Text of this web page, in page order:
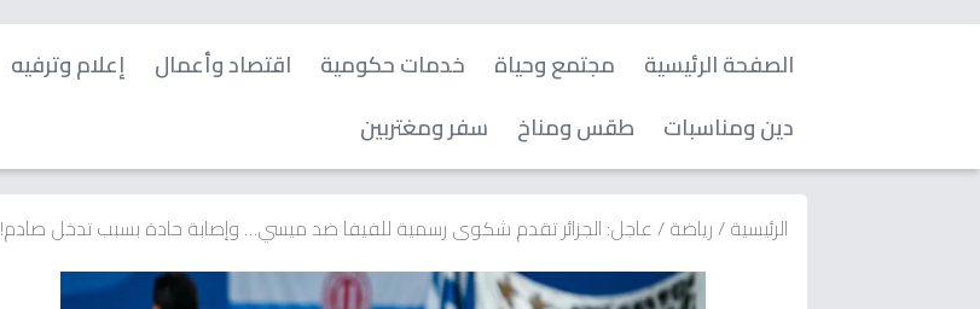
الصفحة الرئيسية مجتمع وحياة خدمات حكومية اقتصاد وأعمال إعلام وترفيه
دين ومناسبات
طقس ومناخ سفر ومغتربين
الرئيسية/رياضة/عاجل: الجزائر تقدم شكوى رسمية للفيفا ضد ميسي… وإصابة حادة بسبب تدخل صادم!